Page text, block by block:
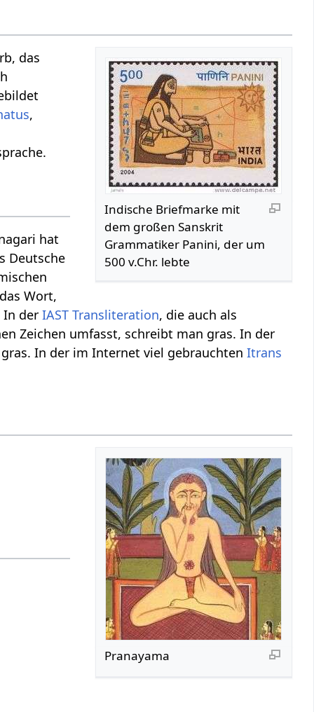
Indische Briefmarke mit
dem großen Sanskrit
Grammatiker Panini, der um
500 v.Chr. lebte
das
,
hat
Deutsche
Wort,
In derIAST Transliteration, die auch als
Zeichen umfasst, schreibt man gras. In der
In der im Internet viel gebrauchtenItrans
Pranayama